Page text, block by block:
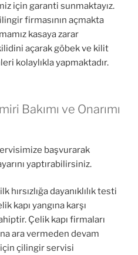
için garanti sunmaktayız.
firmasının açmakta
kasaya zarar
açarak göbek ve kilit
kolaylıkla yapmaktadır.
Bakımı ve Onarımı
başvurarak
yaptırabilirsiniz.
hırsızlığa dayanıklılık testi
kapı yangına karşı
Çelik kapı firmaları
ara vermeden devam
çilingir servisi